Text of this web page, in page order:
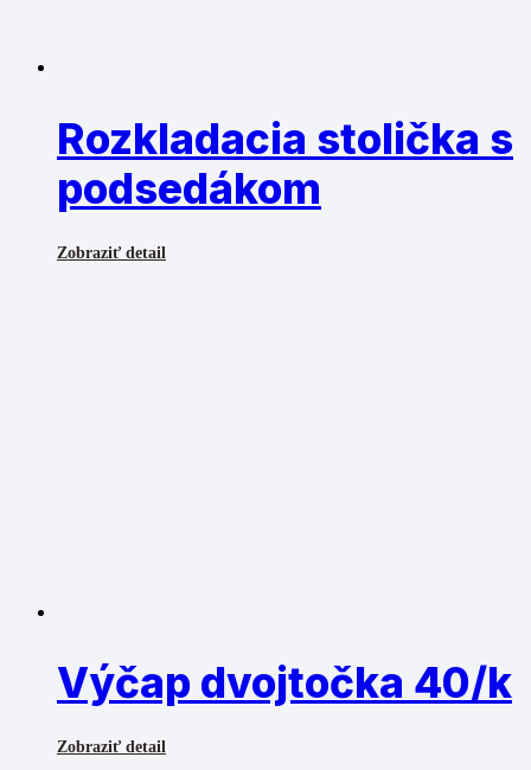
Rozkladacia stolička s
podsedákom
Zobraziť detail
Výčap dvojtočka 40/k
Zobraziť detail